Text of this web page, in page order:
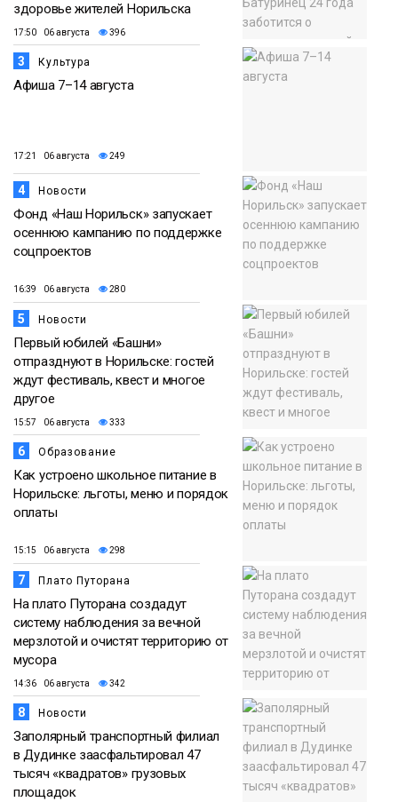
здоровье жителей Норильска
17:50 06 августа 396
3 Культура
Афиша 7–14 августа
17:21 06 августа 249
4 Новости
Фонд «Наш Норильск» запускает
осеннюю кампанию по поддержке
соцпроектов
16:39 06 августа 280
5 Новости
Первый юбилей «Башни»
отпразднуют в Норильске: гостей
ждут фестиваль, квест и многое
другое
15:57 06 августа 333
6 Образование
Как устроено школьное питание в
Норильске: льготы, меню и порядок
оплаты
15:15 06 августа 298
7 Плато Путорана
На плато Путорана создадут
систему наблюдения за вечной
мерзлотой и очистят территорию от
мусора
14:36 06 августа 342
8 Новости
Заполярный транспортный филиал
в Дудинке заасфальтировал 47
тысяч «квадратов» грузовых
площадок